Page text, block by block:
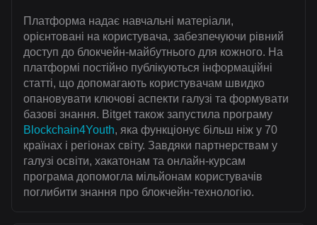
Платформа надає навчальні матеріали,
орієнтовані на користувача, забезпечуючи рівний
доступ до блокчейн-майбутнього для кожного. На
платформі постійно публікуються інформаційні
статті, що допомагають користувачам швидко
опановувати ключові аспекти галузі та формувати
базові знання. Bitget також запустила програму
Blockchain4Youth, яка функціонує більш ніж у 70
країнах і регіонах світу. Завдяки партнерствам у
галузі освіти, хакатонам та онлайн-курсам
програма допомогла мільйонам користувачів
поглибити знання про блокчейн-технологію.